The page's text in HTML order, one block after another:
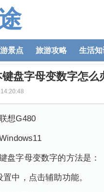
景点 旅游攻略 生活知
盘字母变数字怎
想G480
盘字母变数字的方法是：
中，点击辅助功能。